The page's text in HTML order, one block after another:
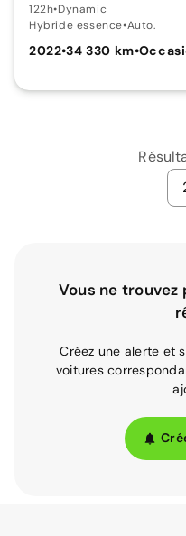
122h•Dynamic
Hybride essence•Auto.
2022•34 330 km•
Vous ne trouvez
Créez une alerte et
voitures